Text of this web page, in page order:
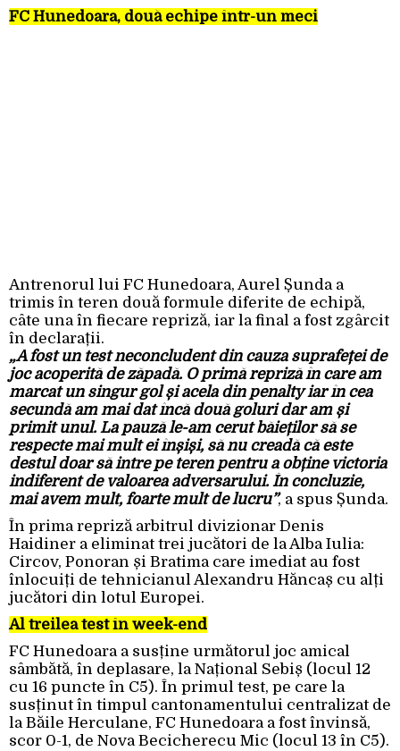
FC Hunedoara, două echipe într-un meci
Antrenorul lui FC Hunedoara, Aurel Șunda a
trimis în teren două formule diferite de echipă,
câte una în fiecare repriză, iar la final a fost zgârcit
în declarații.
„A fost un test neconcludent din cauza suprafeței de
joc acoperită de zăpadă. O primă repriză în care am
marcat un singur gol și acela din penalty iar în cea
secundă am mai dat încă două goluri dar am și
primit unul. La pauză le-am cerut băieților să se
respecte mai mult ei înșiși, să nu creadă că este
destul doar să intre pe teren pentru a obține victoria
indiferent de valoarea adversarului. În concluzie,
mai avem mult, foarte mult de lucru”, a spus Șunda.
În prima repriză arbitrul divizionar Denis
Haidiner a eliminat trei jucători de la Alba Iulia:
Circov, Ponoran și Bratima care imediat au fost
înlocuiți de tehnicianul Alexandru Hăncaș cu alți
jucători din lotul Europei.
Al treilea test în week-end
FC Hunedoara a susține următorul joc amical
sâmbătă, în deplasare, la Național Sebiș (locul 12
cu 16 puncte în C5). În primul test, pe care la
susținut în timpul cantonamentului centralizat de
la Băile Herculane, FC Hunedoara a fost învinsă,
scor 0-1, de Nova Becicherecu Mic (locul 13 în C5).